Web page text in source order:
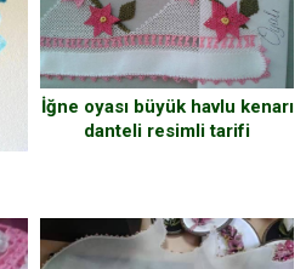
İğne oyası büyük havlu kenarı
danteli resimli tarifi